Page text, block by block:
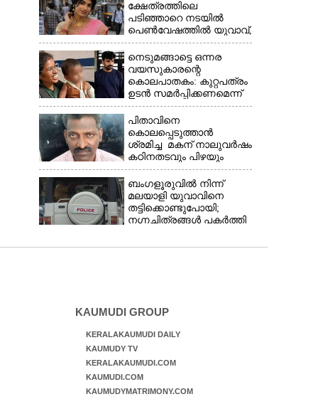
ക്ഷേത്രത്തിലെ
പടിഞ്ഞാറെ നടയിൽ
പെൺവേഷത്തിൽ യുവാവ്,​
കസ്റ്റഡിയിലെടുത്തപ്പോൾ
തെളിഞ്ഞത്
വൻഗൂഢാലോചന
നെടുമങ്ങാട്ടെ ഒന്നര
വയസുകാരന്റെ
കൊലപാതകം: കുറ്റപത്രം
ഉടൻ സമർപ്പിക്കണമെന്ന്
ഹൈക്കോടതി
പിതാവിനെ
കൊലപ്പെടുത്താൻ
ശ്രമിച്ച മകന് നാലുവർഷം
കഠിനതടവും പിഴയും
ബംഗളൂരുവിൽ നിന്ന്
മലയാളി യുവാവിനെ
തട്ടിക്കൊണ്ടുപോയി;
നഗ്നചിത്രങ്ങൾ പകർത്തി
KAUMUDI GROUP
KERALAKAUMUDI DAILY
KAUMUDY TV
KERALAKAUMUDI.COM
KAUMUDI.COM
KAUMUDYMATRIMONY.COM